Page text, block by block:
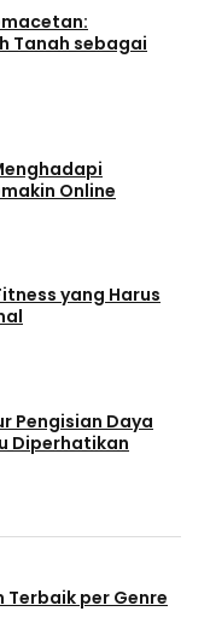
Tanah sebagai
Online
yang Harus
Pengisian Daya
Diperhatikan
Terbaik per Genre